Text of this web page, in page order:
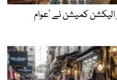
پر الیکشن کمیشن نے ’عوام